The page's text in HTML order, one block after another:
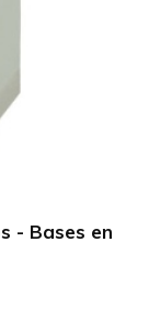
- Bases en